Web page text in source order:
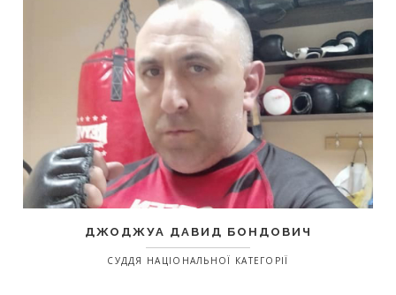
ДЖОДЖУА ДАВИД БОНДОВИЧ
СУДДЯ НАЦІОНАЛЬНОЇ КАТЕГОРІЇ